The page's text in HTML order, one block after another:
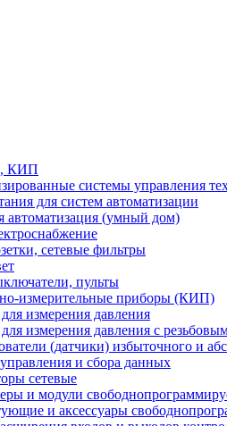
КИП
системы управления
для систем автоматизации
автоматизация (умный дом)
сетевые фильтры
пульты
измерительные приборы (КИП)
измерения давления
измерения давления с
(датчики) избыточного и
и сбора данных
сетевые
и модули
и аксессуары